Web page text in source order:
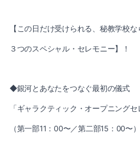
【この日だけ受けられる、秘教学校
３つのスペシャル・セレモニー】！
◆銀河とあなたをつなぐ最初の儀式
「ギャラクティック・オープニングセ
（第一部11：00〜／第二部15：00〜）